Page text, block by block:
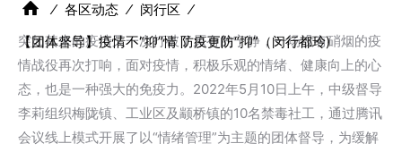
⁄ 各区动态 ⁄ 闵行区 ⁄
【团体督导】疫情不“抑”情 防疫更防“抑”（闵行都玲)
突如其来的疫情又一次打破了原有的宁静，一场没有硝烟的疫
情战役再次打响，面对疫情，积极乐观的情绪、健康向上的心
态，也是一种强大的免疫力。2022年5月10日上午，中级督导
李莉组织梅陇镇、工业区及颛桥镇的10名禁毒社工，通过腾讯
会议线上模式开展了以“情绪管理”为主题的团体督导，为缓解